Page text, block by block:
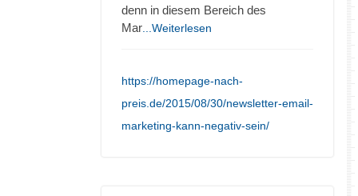
denn in diesem Bereich des
Mar ...Weiterlesen
https://homepage-nach-
preis.de/2015/08/30/newsletter-email-
marketing-kann-negativ-sein/